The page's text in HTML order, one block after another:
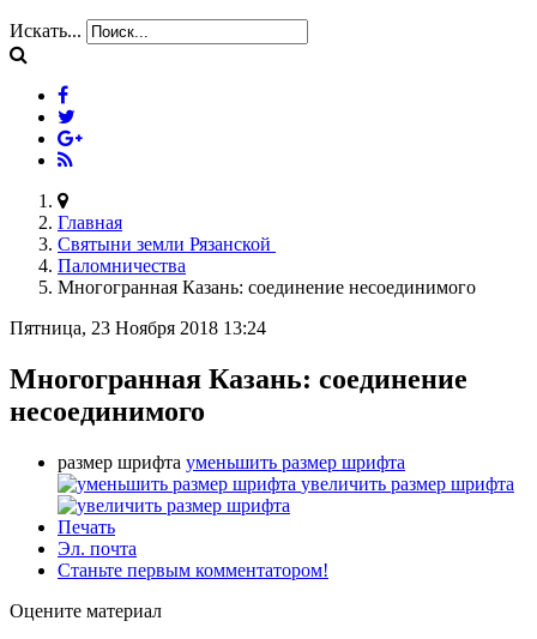
Искать...
Главная
Святыни земли Рязанской
Паломничества
Многогранная Казань: соединение несоединимого
Пятница, 23 Ноября 2018 13:24
Многогранная Казань: соединение
несоединимого
размер шрифта уменьшить размер шрифта
увеличить размер шрифта
Печать
Эл. почта
Станьте первым комментатором!
Оцените материал